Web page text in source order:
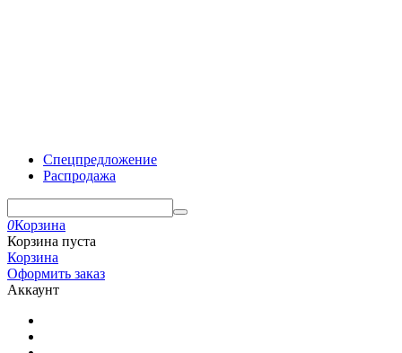
Спецпредложение
Распродажа
0Корзина
Корзина пуста
Корзина
Оформить заказ
Аккаунт